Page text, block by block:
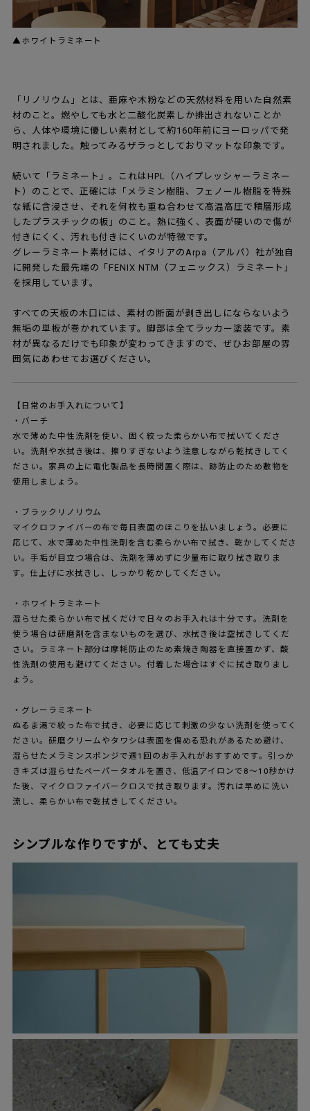
▲ホワイトラミネート
「リノリウム」とは、亜麻や木粉などの天然材料を用いた自然素
材のこと。燃やしても水と二酸化炭素しか排出されないことか
ら、人体や環境に優しい素材として約160年前にヨーロッパで発
明されました。触ってみるザラっとしておりマットな印象です。
続いて「ラミネート」。これはHPL（ハイプレッシャーラミネー
ト）のことで、正確には「メラミン樹脂、フェノール樹脂を特殊
な紙に含浸させ、それを何枚も重ね合わせて高温高圧で積層形成
したプラスチックの板」のこと。熱に強く、表面が硬いので傷が
付きにくく、汚れも付きにくいのが特徴です。
グレーラミネート素材には、イタリアのArpa（アルパ）社が独自
に開発した最先端の「FENIX NTM（フェニックス）ラミネート」
を採用しています。
すべての天板の木口には、素材の断面が剥き出しにならないよう
無垢の単板が巻かれています。脚部は全てラッカー塗装です。素
材が異なるだけでも印象が変わってきますので、ぜひお部屋の雰
囲気にあわせてお選びください。
【日常のお手入れについて】
・バーチ
水で薄めた中性洗剤を使い、固く絞った柔らかい布で拭いてくださ
い。洗剤や水拭き後は、擦りすぎないよう注意しながら乾拭きしてく
ださい。家具の上に電化製品を長時間置く際は、跡防止のため敷物を
使用しましょう。
・ブラックリノリウム
マイクロファイバーの布で毎日表面のほこりを払いましょう。必要に
応じて、水で薄めた中性洗剤を含む柔らかい布で拭き、乾かしてくださ
い。手垢が目立つ場合は、洗剤を薄めずに少量布に取り拭き取りま
す。仕上げに水拭きし、しっかり乾かしてください。
・ホワイトラミネート
湿らせた柔らかい布で拭くだけで日々のお手入れは十分です。洗剤を
使う場合は研磨剤を含まないものを選び、水拭き後は空拭きしてくだ
さい。ラミネート部分は摩耗防止のため素焼き陶器を直接置かず、酸
性洗剤の使用も避けてください。付着した場合はすぐに拭き取りまし
ょう。
・グレーラミネート
ぬるま湯で絞った布で拭き、必要に応じて刺激の少ない洗剤を使ってく
ださい。研磨クリームやタワシは表面を傷める恐れがあるため避け、
湿らせたメラミンスポンジで週1回のお手入れがおすすめです。引っか
きキズは湿らせたペーパータオルを置き、低温アイロンで8〜10秒かけ
た後、マイクロファイバークロスで拭き取ります。汚れは早めに洗い
流し、柔らかい布で乾拭きしてください。
シンプルな作りですが、とても丈夫